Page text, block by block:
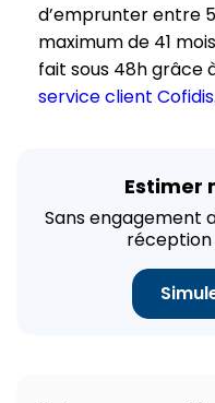
d’emprunter entre
maximum de 41
fait sous 48h grâce
service client Cofidis.
Estimer
Sans engagement
réception